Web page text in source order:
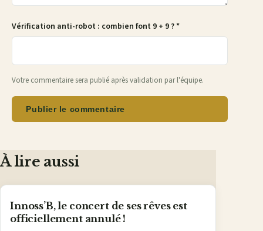
Vérification anti-robot : combien font 9 + 9 ? *
Votre commentaire sera publié après validation par l'équipe.
Publier le commentaire
À lire aussi
Innoss’B, le concert de ses rêves est
officiellement annulé !